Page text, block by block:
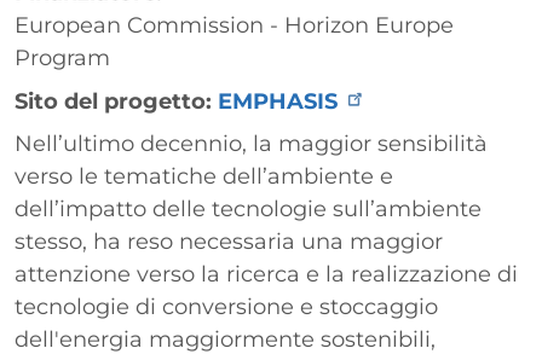
European Commission - Horizon Europe
Program
Sito del progetto: EMPHASIS
Paragrafo
Nell’ultimo decennio, la maggior sensibilità
verso le tematiche dell’ambiente e
dell’impatto delle tecnologie sull’ambiente
stesso, ha reso necessaria una maggior
attenzione verso la ricerca e la realizzazione di
tecnologie di conversione e stoccaggio
dell'energia maggiormente sostenibili,